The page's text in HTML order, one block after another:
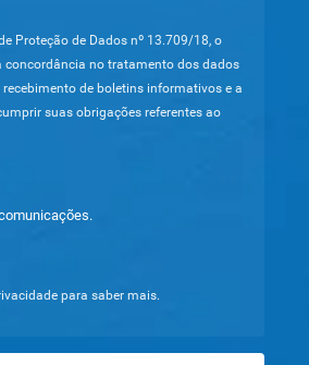
Proteção de Dados nº 13.709/18, o
no tratamento dos dados
de boletins informativos e a
suas obrigações referentes ao
para saber mais.